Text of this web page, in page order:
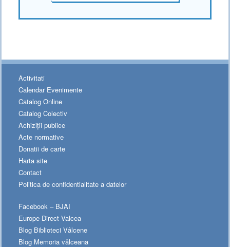
Activitati
Calendar Evenimente
Catalog Online
Catalog Colectiv
Achiziții publice
Acte normative
Donatii de carte
Harta site
Contact
Politica de confidentialitate a datelor
Facebook – BJAI
Europe Direct Valcea
Blog Biblioteci Vâlcene
Blog Memoria vâlceana